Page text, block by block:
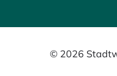
© 2026